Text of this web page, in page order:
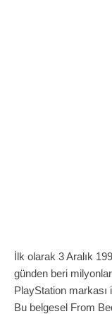
İlk olarak 3 Aralık
günden beri
PlayStation markası
Bu belgesel From